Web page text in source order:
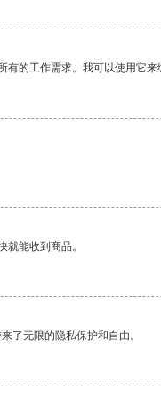
的工作需求。我可以使用它来
能收到商品。
了无限的隐私保护和自由。